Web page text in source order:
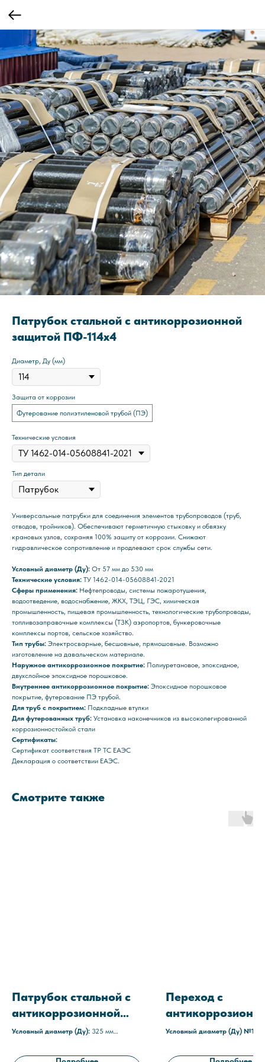
Патрубок стальной с антикоррозионной
защитой ПФ-114x4
Диаметр, Ду (мм)
Защита от коррозии
Футерование полиэтиленовой трубой (ПЭ)
Технические условия
Тип детали
Универсальные патрубки для соединения элементов трубопроводов (труб,
отводов, тройников). Обеспечивают герметичную стыковку и обвязку
крановых узлов, сохраняя 100% защиту от коррозии. Снижают
гидравлическое сопротивление и продлевают срок службы сети.
Условный диаметр (Ду): От 57 мм до 530 мм
Технические условия: ТУ 1462-014-05608841-2021
Сферы применения: Нефтепроводы, системы пожаротушения,
водоотведение, водоснабжение, ЖКХ, ТЭЦ, ГЭС, химическая
промышленность, пищевая промышленность, технологические трубопроводы,
топливозаправочные комплексы (ТЗК) аэропортов, бункеровочные
комплексы портов, сельское хозяйство.
Тип трубы: Электросварные, бесшовные, прямошовные. Возможно
изготовление на давальческом материале.
Наружное антикоррозионное покрытие: Полиуретановое, эпоксидное,
двухслойное эпоксидное порошковое.
Внутреннее антикоррозионное покрытие: Эпоксидное порошковое
покрытие, футерование ПЭ трубой.
Для труб с покрытием: Подкладные втулки
Для футерованных труб: Установка наконечников из высоколегированной
коррозионностойкой стали
Сертификаты:
Сертификат соответствия ТР ТС ЕАЭС
Декларация о соответствии ЕАЭС.
Смотрите также
Патрубок стальной с
антикоррозионной
защитой ПФ-325x6
Условный диаметр (Ду): 325 мм
Переход с
защитой ПС-
Условный диаметр (Ду) №1: